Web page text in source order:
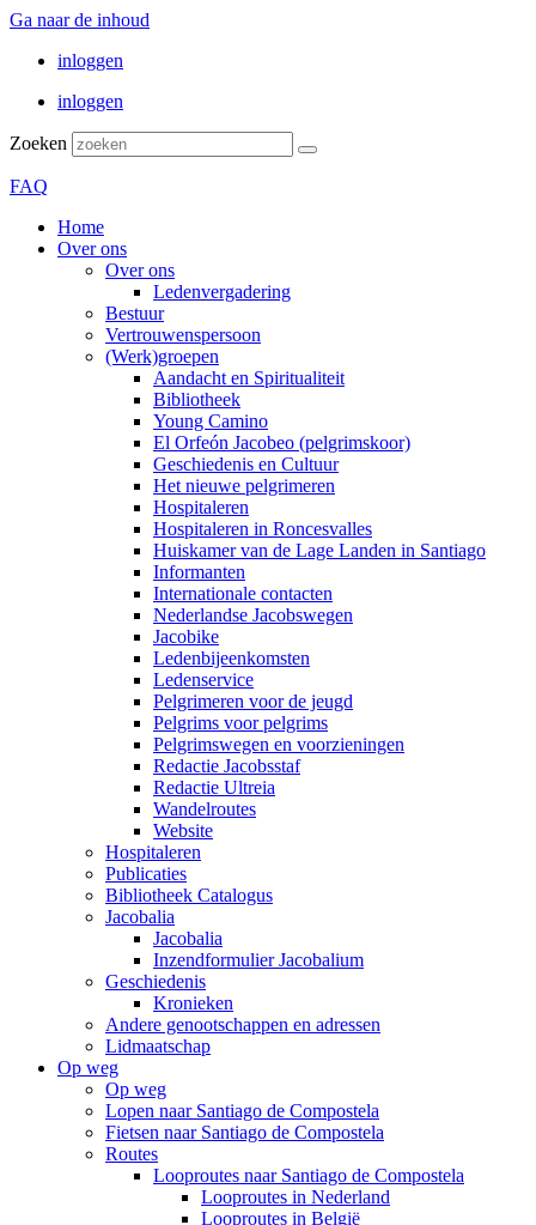
Ga naar de inhoud
inloggen
inloggen
Zoeken
FAQ
Home
Over ons
Over ons
Ledenvergadering
Bestuur
Vertrouwenspersoon
(Werk)groepen
Aandacht en Spiritualiteit
Bibliotheek
Young Camino
El Orfeón Jacobeo (pelgrimskoor)
Geschiedenis en Cultuur
Het nieuwe pelgrimeren
Hospitaleren
Hospitaleren in Roncesvalles
Huiskamer van de Lage Landen in Santiago
Informanten
Internationale contacten
Nederlandse Jacobswegen
Jacobike
Ledenbijeenkomsten
Ledenservice
Pelgrimeren voor de jeugd
Pelgrims voor pelgrims
Pelgrimswegen en voorzieningen
Redactie Jacobsstaf
Redactie Ultreia
Wandelroutes
Website
Hospitaleren
Publicaties
Bibliotheek Catalogus
Jacobalia
Jacobalia
Inzendformulier Jacobalium
Geschiedenis
Kronieken
Andere genootschappen en adressen
Lidmaatschap
Op weg
Op weg
Lopen naar Santiago de Compostela
Fietsen naar Santiago de Compostela
Routes
Looproutes naar Santiago de Compostela
Looproutes in Nederland
Looproutes in België